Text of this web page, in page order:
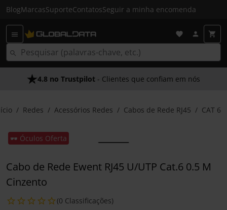
BlogMarcasSuporteContatosSeguir a minha encomenda
As Nossas Promessas- O melhor atendimento
4.8 no Trustpilot - Clientes que confiam em nós
Redes Acessórios Redes Cabos de Rede RJ45 CAT 6
🕶️ Óculos Oferta
Cabo de Rede Ewent RJ45 U/UTP Cat.6 0.5 M
Cinzento
(0 Classificações)